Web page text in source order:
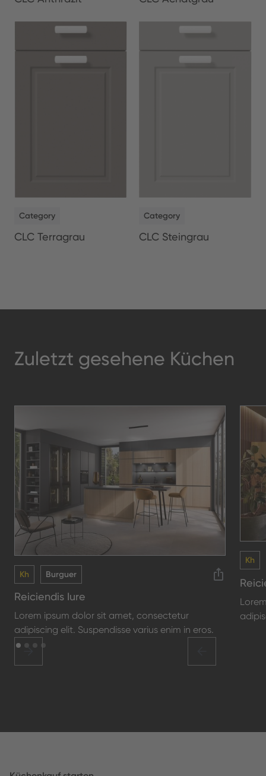
Category
CLC Terragrau
Category
CLC Steingrau
Zuletzt gesehene Küchen
Kh Burguer
Reiciendis Iure
Lorem ipsum dolor sit amet, consectetur
adipiscing elit. Suspendisse varius enim in eros.
Kh